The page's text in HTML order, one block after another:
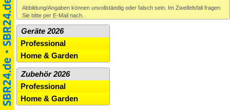
Abbildung/Angaben können unvollständig oder falsch sein. Im Zweifelsfall fragen
Sie bitte per E-Mail nach.
Geräte 2026
Professional
Home & Garden
Zubehör 2026
Professional
Home & Garden